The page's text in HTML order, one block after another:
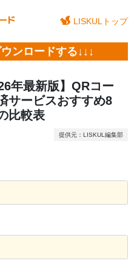
LISKULトップ
ンロードする↓↓↓
年最新版】QRコー
サービスおすすめ8
比較表
提供元：LISKUL編集部